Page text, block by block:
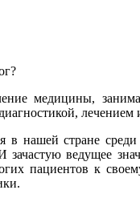
медицины,
в нашей стране
зачастую ведущее
пациентов к